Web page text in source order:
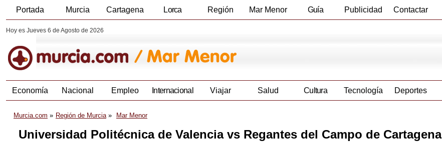
Portada Murcia Cartagena Lorca Región Mar Menor Guía Publicidad Contactar
Hoy es Jueves 6 de Agosto de 2026
Economía Nacional Empleo Internacional Viajar Salud Cultura Tecnología Deportes
Murcia.com Región de Murcia Mar Menor
Universidad Politécnica de Valencia vs Regantes del Campo de Cartagena